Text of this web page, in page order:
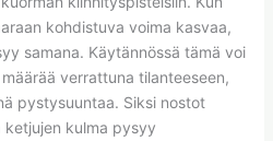
kohdistuva voima kasvaa,
samana. Käytännössä tämä voi
verrattuna tilanteeseen,
pystysuuntaa. Siksi nostot
kulma pysyy